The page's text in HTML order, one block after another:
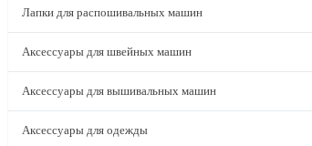
Лапки для распошивальных машин
Аксессуары для швейных машин
Аксессуары для вышивальных машин
Аксессуары для одежды